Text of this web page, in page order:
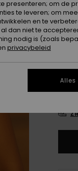
Kleur
presenteren; om de
te leveren; om
en te
dan niet te
nodig is (zoals
privacybeleid
Alles